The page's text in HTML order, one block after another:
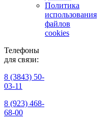
Политика
использования
файлов
cookies
Телефоны
для связи:
8 (3843) 50-
03-11
8 (923) 468-
68-00